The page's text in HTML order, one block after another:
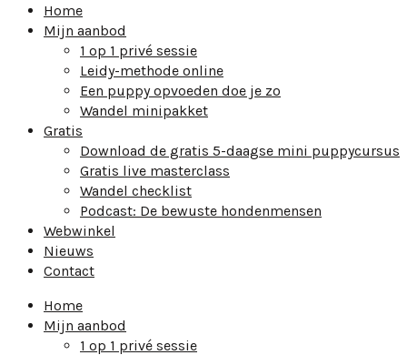
Home
Mijn aanbod
1 op 1 privé sessie
Leidy-methode online
Een puppy opvoeden doe je zo
Wandel minipakket
Gratis
Download de gratis 5-daagse mini puppycursus
Gratis live masterclass
Wandel checklist
Podcast: De bewuste hondenmensen
Webwinkel
Nieuws
Contact
Home
Mijn aanbod
1 op 1 privé sessie